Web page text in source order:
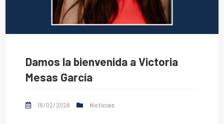
Damos la bienvenida a Victoria
Mesas García
18/02/2026 Noticias